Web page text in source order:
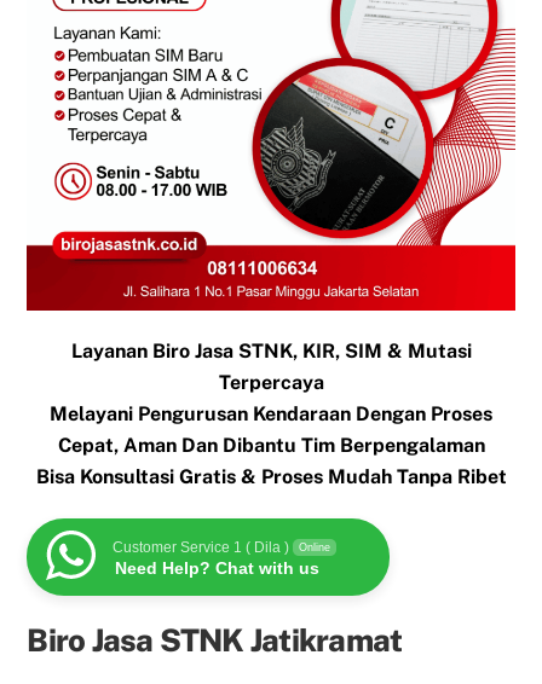
Layanan Biro Jasa STNK, KIR, SIM & Mutasi
Terpercaya
Melayani Pengurusan Kendaraan Dengan Proses
Cepat, Aman Dan Dibantu Tim Berpengalaman
Bisa Konsultasi Gratis & Proses Mudah Tanpa Ribet
Customer Service 1 ( Dila ) Online
Need Help? Chat with us
Biro Jasa STNK Jatikramat